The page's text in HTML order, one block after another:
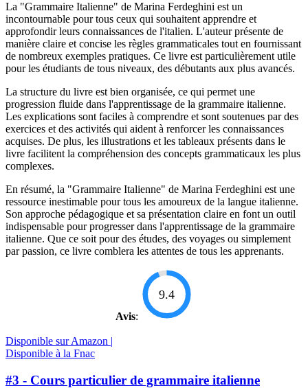
La "Grammaire Italienne" de Marina Ferdeghini est un
incontournable pour tous ceux qui souhaitent apprendre et
approfondir leurs connaissances de l'italien. L'auteur présente de
manière claire et concise les règles grammaticales tout en fournissant
de nombreux exemples pratiques. Ce livre est particulièrement utile
pour les étudiants de tous niveaux, des débutants aux plus avancés.
La structure du livre est bien organisée, ce qui permet une
progression fluide dans l'apprentissage de la grammaire italienne.
Les explications sont faciles à comprendre et sont soutenues par des
exercices et des activités qui aident à renforcer les connaissances
acquises. De plus, les illustrations et les tableaux présents dans le
livre facilitent la compréhension des concepts grammaticaux les plus
complexes.
En résumé, la "Grammaire Italienne" de Marina Ferdeghini est une
ressource inestimable pour tous les amoureux de la langue italienne.
Son approche pédagogique et sa présentation claire en font un outil
indispensable pour progresser dans l'apprentissage de la grammaire
italienne. Que ce soit pour des études, des voyages ou simplement
par passion, ce livre comblera les attentes de tous les apprenants.
Avis:
9.4
Disponible sur Amazon |
Disponible à la Fnac
#3 - Cours particulier de grammaire italienne